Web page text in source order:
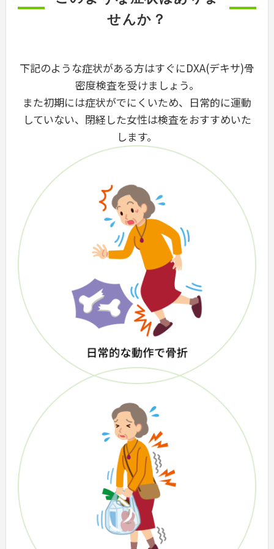
せんか？
下記のような症状がある方はすぐにDXA(デキサ)骨
密度検査を受けましょう。
また初期には症状がでにくいため、日常的に運動
していない、閉経した女性は検査をおすすめいた
します。